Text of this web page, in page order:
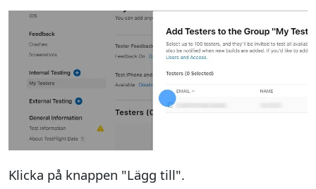
Klicka på knappen "Lägg till".